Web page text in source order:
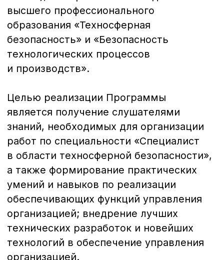
Экономика безопасности
труда.
Модуль 8Управление охраной труда
условий труда.
Модуль 10Промышленная экология.
Модуль 11Основы психологии
и конфликтологии.
Итоговый контроль.
Хотите узнать больше,
задать вопроси получить
консультацию?
Заполните данные и мы вам перезвоним!